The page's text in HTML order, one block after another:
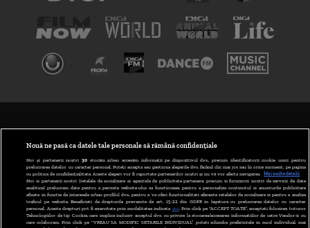
ABONARE DIGI TV
GESTIONAȚI PREFERINȚELE
CODUL DIGI24
Nouă ne pasă ca datele tale personale să rămână confidențiale
Noi și partenerii noștri 30stocăm și/sau accesăm informații pe dispozitivul dvs., precum identificatorii cookie unici pentru
prelucrarea datelor cu caracter personal. Puteți accepta sau gestiona alegerile dvs. făcând clic mai jos sau în orice moment, pe pagina
cu politica de confidențialitate. Aceste alegeri vor fi raportate partenerilor noștri și nu vă vor afecta navigarea.
Mai multe detalii
Noi si partenerii nostri (retelele de socializare si agentiile de publicitate partenere, precum si furnizorii nostri de servicii de date
analitice) prelucram date pentru a permite website-ului sa functioneze, pentru a personaliza continutul si anunturile publicitare
afisate in functie de interesele si/sau profilul dvs., pentru a va oferi functionalitati aferente retelelor de socializare si pentru a analiza
traficul pe website. Beneficiati de drepturile prevazute de art. 15-22 din GDPR in legatura cu prelucrarea datelor cu caracter
personal. Aceste drepturi pot fi exercitate prin modalitatea indicata aici. Prin click pe “ACCEPT TOATE”, acceptati folosirea tuturor
Tehnologiilor de tip Cookie, care implica inclusiv acceptul dvs. cu privire la stocarea/accesarea informatiilor de catre Vendor-ii cu
care colaboram. Prin click pe “VREAU SA MODIFIC SETARILE INDIVIDUAL” puteti schimba preferintele in mod individual, mai